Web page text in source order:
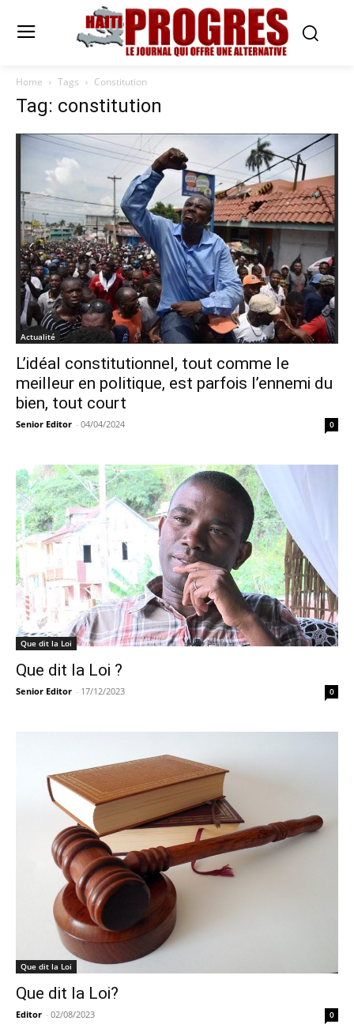
Home Tags Constitution
Tag: constitution
Actualité
L’idéal constitutionnel, tout comme le
meilleur en politique, est parfois l’ennemi du
bien, tout court
Senior Editor - 04/04/2024 0
Que dit la Loi
Que dit la Loi ?
Senior Editor - 17/12/2023 0
Que dit la Loi
Que dit la Loi?
Editor - 02/08/2023 0